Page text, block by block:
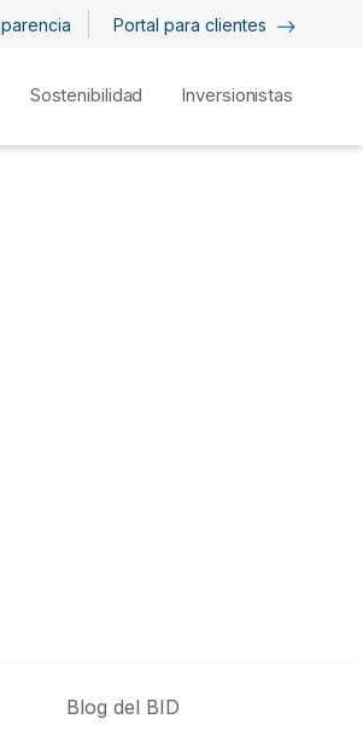
Portal para clientes
Sostenibilidad Inversionistas
Blog del BID